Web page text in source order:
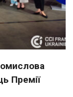
Премії